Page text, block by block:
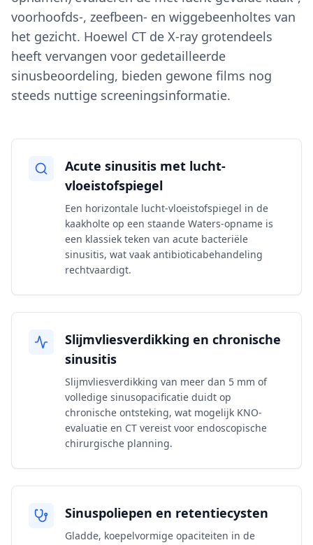
voorhoofds-, zeefbeen- en wiggebeenholtes van
het gezicht. Hoewel CT de X-ray grotendeels
heeft vervangen voor gedetailleerde
sinusbeoordeling, bieden gewone films nog
steeds nuttige screeningsinformatie.
Acute sinusitis met lucht-
vloeistofspiegel
Een horizontale lucht-vloeistofspiegel in de
kaakholte op een staande Waters-opname is
een klassiek teken van acute bacteriële
sinusitis, wat vaak antibioticabehandeling
rechtvaardigt.
Slijmvliesverdikking en chronische
sinusitis
Slijmvliesverdikking van meer dan 5 mm of
volledige sinusopacificatie duidt op
chronische ontsteking, wat mogelijk KNO-
evaluatie en CT vereist voor endoscopische
chirurgische planning.
Sinuspoliepen en retentiecysten
Gladde, koepelvormige opaciteiten in de